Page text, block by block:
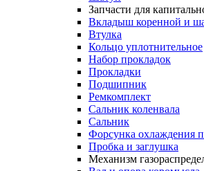
Запчасти для
Вкладыш коренной и
Втулка
Кольцо уплотнительное
Набор прокладок
Прокладки
Подшипник
Ремкомплект
Сальник коленвала
Сальник
Форсунка охлаждения
Пробка и заглушка
Механизм